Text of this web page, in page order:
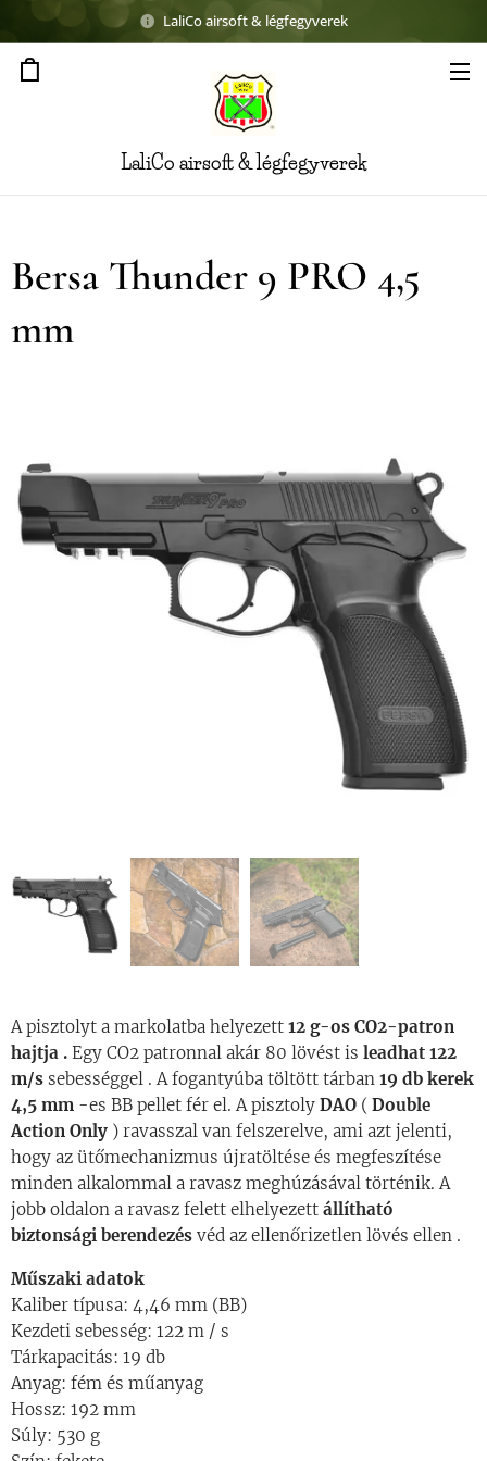
LaliCo airsoft & légfegyverek
LaliCo airsoft & légfegyverek
Bersa Thunder 9 PRO 4,5
mm
A pisztolyt a markolatba helyezett 12 g-os CO2-patron
hajtja . Egy CO2 patronnal akár 80 lövést is leadhat 122
m/s sebességgel . A fogantyúba töltött tárban 19 db kerek
4,5 mm -es BB pellet fér el. A pisztoly DAO ( Double
Action Only ) ravasszal van felszerelve, ami azt jelenti,
hogy az ütőmechanizmus újratöltése és megfeszítése
minden alkalommal a ravasz meghúzásával történik. A
jobb oldalon a ravasz felett elhelyezett állítható
biztonsági berendezés véd az ellenőrizetlen lövés ellen .
Műszaki adatok
Kaliber típusa: 4,46 mm (BB)
Kezdeti sebesség: 122 m / s
Tárkapacitás: 19 db
Anyag: fém és műanyag
Hossz: 192 mm
Súly: 530 g